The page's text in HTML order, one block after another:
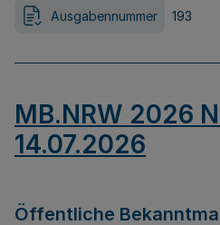
Ausgabennummer 193
MB.NRW 2026
14.07.2026
Öffentliche